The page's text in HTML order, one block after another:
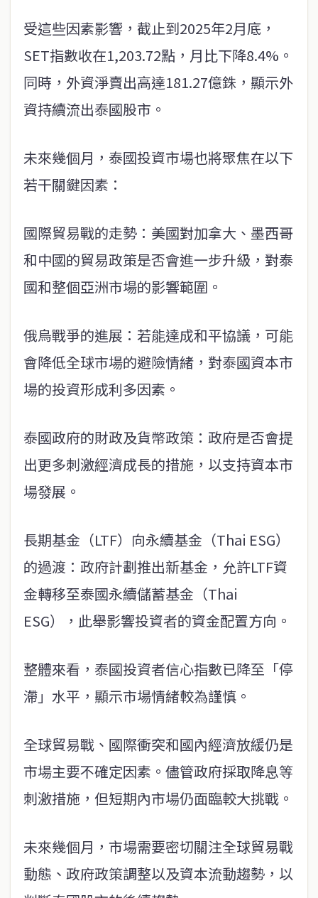
受這些因素影響，截止到2025年2月底，
SET指數收在1,203.72點，月比下降8.4%。
同時，外資淨賣出高達181.27億銖，顯示外
資持續流出泰國股市。
未來幾個月，泰國投資市場也將聚焦在以下
若干關鍵因素：
國際貿易戰的走勢：美國對加拿大、墨西哥
和中國的貿易政策是否會進一步升級，對泰
國和整個亞洲市場的影響範圍。
俄烏戰爭的進展：若能達成和平協議，可能
會降低全球市場的避險情緒，對泰國資本市
場的投資形成利多因素。
泰國政府的財政及貨幣政策：政府是否會提
出更多刺激經濟成長的措施，以支持資本市
場發展。
長期基金（LTF）向永續基金（Thai ESG）
的過渡：政府計劃推出新基金，允許LTF資
金轉移至泰國永續儲蓄基金（Thai
ESG），此舉影響投資者的資金配置方向。
整體來看，泰國投資者信心指數已降至「停
滯」水平，顯示市場情緒較為謹慎。
全球貿易戰、國際衝突和國內經濟放緩仍是
市場主要不確定因素。儘管政府採取降息等
刺激措施，但短期內市場仍面臨較大挑戰。
未來幾個月，市場需要密切關注全球貿易戰
動態、政府政策調整以及資本流動趨勢，以